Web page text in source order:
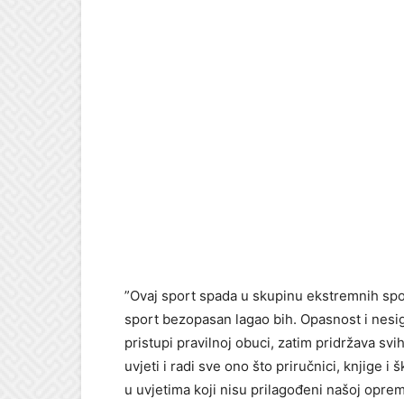
”Ovaj sport spada u skupinu ekstremnih
sport bezopasan lagao bih. Opasnost i
pristupi pravilnoj obuci, zatim pridržava
uvjeti i radi sve ono što priručnici, knjige i
u uvjetima koji nisu prilagođeni našoj